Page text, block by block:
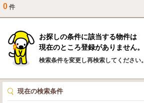
0 件
お探しの条件に該当する物件は
現在のところ登録がありません。
検索条件を変更し再検索してください。
現在の検索条件